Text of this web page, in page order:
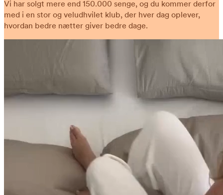
Vi har solgt mere end 150.000 senge, og du kommer derfor
med i en stor og veludhvilet klub, der hver dag oplever,
hvordan bedre nætter giver bedre dage.